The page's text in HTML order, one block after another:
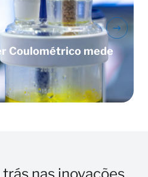
Coulométrico mede